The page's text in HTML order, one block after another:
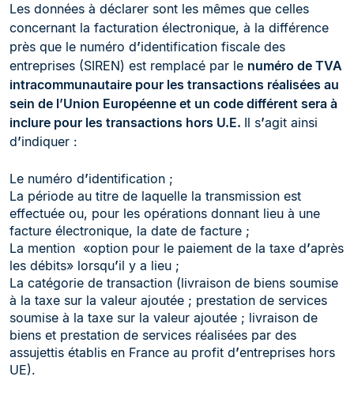
Les données à déclarer sont les mêmes que celles
concernant la facturation électronique, à la différence
près que le numéro d’identification fiscale des
entreprises (SIREN) est remplacé par le numéro de TVA
intracommunautaire pour les transactions réalisées au
sein de l’Union Européenne et un code différent sera à
inclure pour les transactions hors U.E. Il s’agit ainsi
d’indiquer :
Le numéro d’identification ;
La période au titre de laquelle la transmission est
effectuée ou, pour les opérations donnant lieu à une
facture électronique, la date de facture ;
La mention «option pour le paiement de la taxe d’après
les débits» lorsqu’il y a lieu ;
La catégorie de transaction (livraison de biens soumise
à la taxe sur la valeur ajoutée ; prestation de services
soumise à la taxe sur la valeur ajoutée ; livraison de
biens et prestation de services réalisées par des
assujettis établis en France au profit d’entreprises hors
UE).